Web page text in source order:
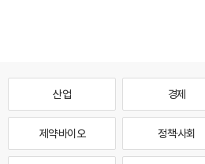
산업 경제
제약·바이오 정책·사회